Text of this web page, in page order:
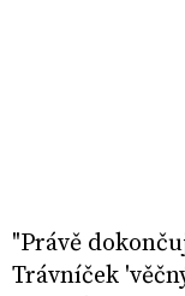
"Právě
Trávníček